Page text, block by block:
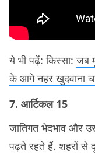
ये भी पढ़ें: किस्सा:जब
के आगे नहर खुदवाना
7. आर्टिकल 15
जातिगत भेदभाव और
पढ़ते रहते हैं. शहरों से